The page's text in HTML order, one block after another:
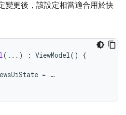
變更後，該設定相當適合用於快
(...) : ViewModel() {
= …